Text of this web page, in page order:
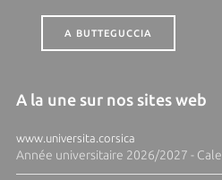
A BUTTEGUCCIA
A la une sur nos sites web
www.universita.corsica
Année universitaire 2026/2027 -